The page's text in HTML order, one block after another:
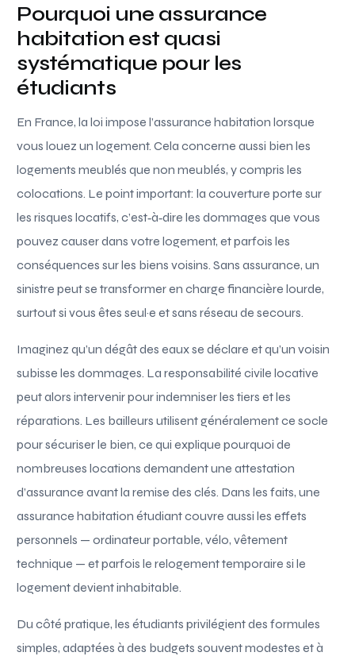
Pourquoi une assurance
habitation est quasi
systématique pour les
étudiants
En France, la loi impose l’assurance habitation lorsque
vous louez un logement. Cela concerne aussi bien les
logements meublés que non meublés, y compris les
colocations. Le point important: la couverture porte sur
les risques locatifs, c’est‑à‑dire les dommages que vous
pouvez causer dans votre logement, et parfois les
conséquences sur les biens voisins. Sans assurance, un
sinistre peut se transformer en charge financière lourde,
surtout si vous êtes seul·e et sans réseau de secours.
Imaginez qu’un dégât des eaux se déclare et qu’un voisin
subisse les dommages. La responsabilité civile locative
peut alors intervenir pour indemniser les tiers et les
réparations. Les bailleurs utilisent généralement ce socle
pour sécuriser le bien, ce qui explique pourquoi de
nombreuses locations demandent une attestation
d’assurance avant la remise des clés. Dans les faits, une
assurance habitation étudiant couvre aussi les effets
personnels — ordinateur portable, vélo, vêtement
technique — et parfois le relogement temporaire si le
logement devient inhabitable.
Du côté pratique, les étudiants privilégient des formules
simples, adaptées à des budgets souvent modestes et à